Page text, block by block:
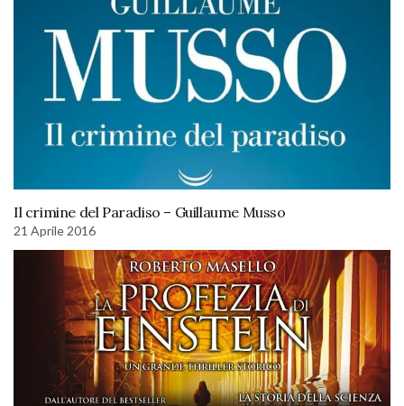
Il crimine del Paradiso – Guillaume Musso
21 Aprile 2016